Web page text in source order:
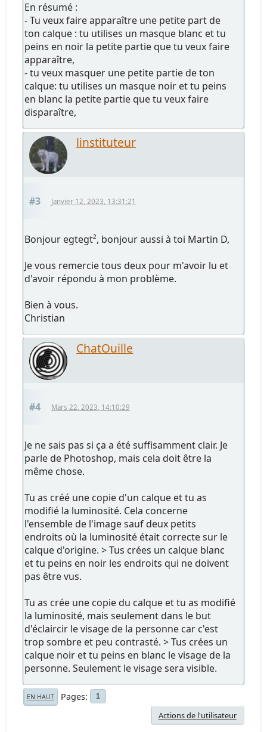
En résumé :
- Tu veux faire apparaître une petite part de
ton calque : tu utilises un masque blanc et tu
peins en noir la petite partie que tu veux faire
apparaître,
- tu veux masquer une petite partie de ton
calque: tu utilises un masque noir et tu peins
en blanc la petite partie que tu veux faire
disparaître,
linstituteur
#3 Janvier 12, 2023, 13:31:21
Bonjour egtegt², bonjour aussi à toi Martin D,
Je vous remercie tous deux pour m'avoir lu et
d'avoir répondu à mon problème.
Bien à vous.
Christian
ChatOuille
#4 Mars 22, 2023, 14:10:29
Je ne sais pas si ça a été suffisamment clair. Je
parle de Photoshop, mais cela doit être la
même chose.
Tu as créé une copie d'un calque et tu as
modifié la luminosité. Cela concerne
l'ensemble de l'image sauf deux petits
endroits où la luminosité était correcte sur le
calque d'origine. > Tus crées un calque blanc
et tu peins en noir les endroits qui ne doivent
pas être vus.
Tu as crée une copie du calque et tu as modifié
la luminosité, mais seulement dans le but
d'éclaircir le visage de la personne car c'est
trop sombre et peu contrasté. > Tus crées un
calque noir et tu peins en blanc le visage de la
personne. Seulement le visage sera visible.
EN HAUT Pages 1
Actions de l'utilisateur